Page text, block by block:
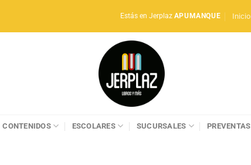
Estás en Jerplaz APUMANQUE Inicio
CONTENIDOS ESCOLARES SUCURSALES PREVENTAS